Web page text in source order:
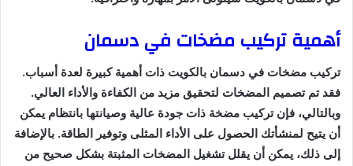
أهمية تركيب مضخات في دسمان
تركيب مضخات في دسمان بالكويت ذات أهمية كبيرة لعدة أسباب.
فقد تم تصميم المضخات لتحقيق مزيد من الكفاءة والأداء العالي.
وبالتالي، فإن تركيب مضخة ذات جودة عالية وصيانتها بانتظام يمكن
أن يتيح لمنشأتك الحصول على الأداء المثلى وتوفير الطاقة. بالإضافة
إلى ذلك، يمكن أن يقلل تشغيل المضخات المثبتة بشكل صحيح من